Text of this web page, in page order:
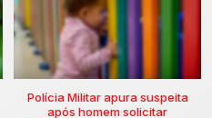
Polícia Militar apura suspeita
após homem solicitar